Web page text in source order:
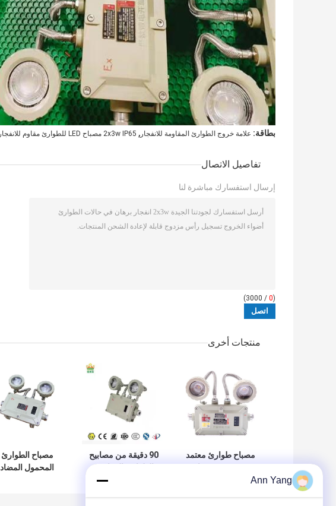
بطاقة: علامة خروج الطوارئ المقاومة للانفجار , 2x3w IP65 مصباح LED للطوارئ مقاوم للانفجار
تفاصيل الاتصال
إرسال استفسارك مباشرة لنا
(
0
/ 3000)
منتجات أخرى
مصباح طوارئ معتمد
للاشتعال مع منطقة
90 دقيقة من مصابيح
الطوارئ المقاومة
للاشتعال للمواقع
مصباح الطوارئ
المحمول المضاد
Ann Yang